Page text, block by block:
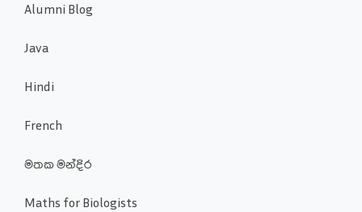
Alumni Blog
Java
Hindi
French
මතක මන්දිර
Maths for Biologists